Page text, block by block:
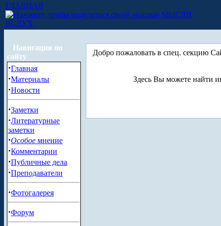
ГЛАВНАЯ
МЫСЛИ
ВСЛУХ
Навигация по
сайту
·Главная
·Материалы
·Новости
·Заметки
·Литературные
заметки
·Особое мнение
·Комментарии
·Публичные дела
·Преподаватели
·Фотогалерея
·Форум
Добро пожаловать в спец. секцию
Здесь Вы можете найти